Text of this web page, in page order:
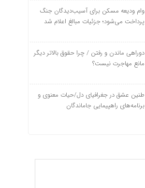
وام ودیعه مسکن برای آسیب‌دیدگان جنگ
پرداخت می‌شود؛ جزئیات مبالغ اعلام شد
دوراهی ماندن و رفتن / چرا حقوق بالاتر دیگر
مانع مهاجرت نیست؟
طنین عشق در جغرافیای دل/حیات معنوی و
برنامه‌های راهپیمایی جاماندگان